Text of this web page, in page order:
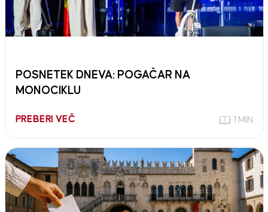
POSNETEK DNEVA: POGAČAR NA
MONOCIKLU
PREBERI VEČ 1 MIN